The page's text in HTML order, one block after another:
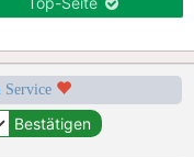
Service